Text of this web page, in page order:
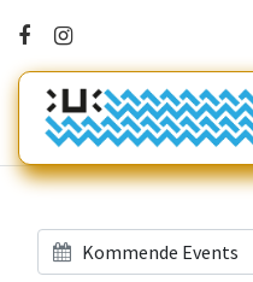
Kommende Events